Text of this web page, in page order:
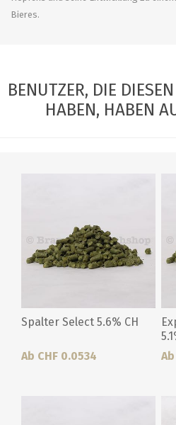
Bieres.
BENUTZER, DIE
HABEN, HABEN
Spalter Select 5.6% CH
Ab CHF 0.0534